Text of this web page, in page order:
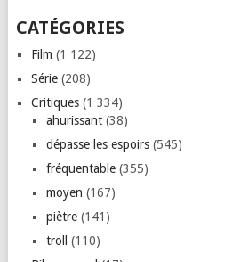
CATÉGORIES
Film (1 122)
Série(208)
Critiques(1 334)
ahurissant(38)
dépasse les espoirs(545)
fréquentable(355)
moyen (167)
piètre(141)
troll
(110)